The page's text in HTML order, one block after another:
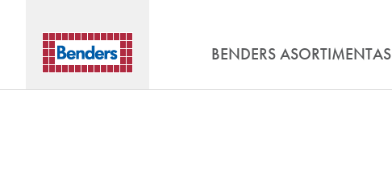
BENDERS ASORTIMENTAS